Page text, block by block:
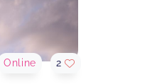
Online 2